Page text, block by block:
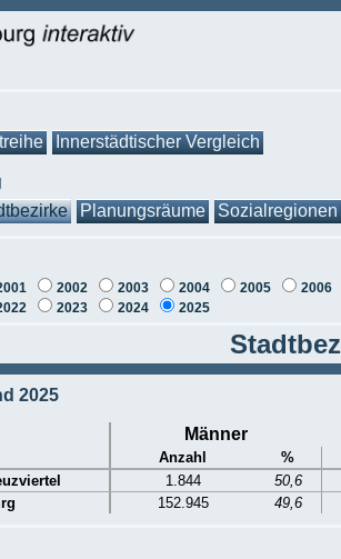
Innerstädtischer Vergleich
Planungsräume Sozialregionen
2002 2003 2004 2005
2006
2023 2024 2025
2025
Männer
Anzahl
%
1.844
50,6
152.945 49,6